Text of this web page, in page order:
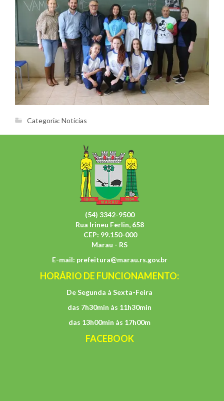
Categoria: Notícias
(54) 3342-9500
Rua Irineu Ferlin, 658
CEP: 99.150-000
Marau - RS
E-mail: prefeitura@marau.rs.gov.br
HORÁRIO DE FUNCIONAMENTO:
De Segunda à Sexta-Feira
das 7h30min às 11h30min
das 13h00min às 17h00m
FACEBOOK